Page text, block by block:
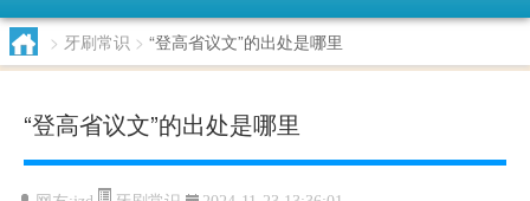
> 牙刷常识 > “登高省议文”的出处是哪里
“登高省议文”的出处是哪里